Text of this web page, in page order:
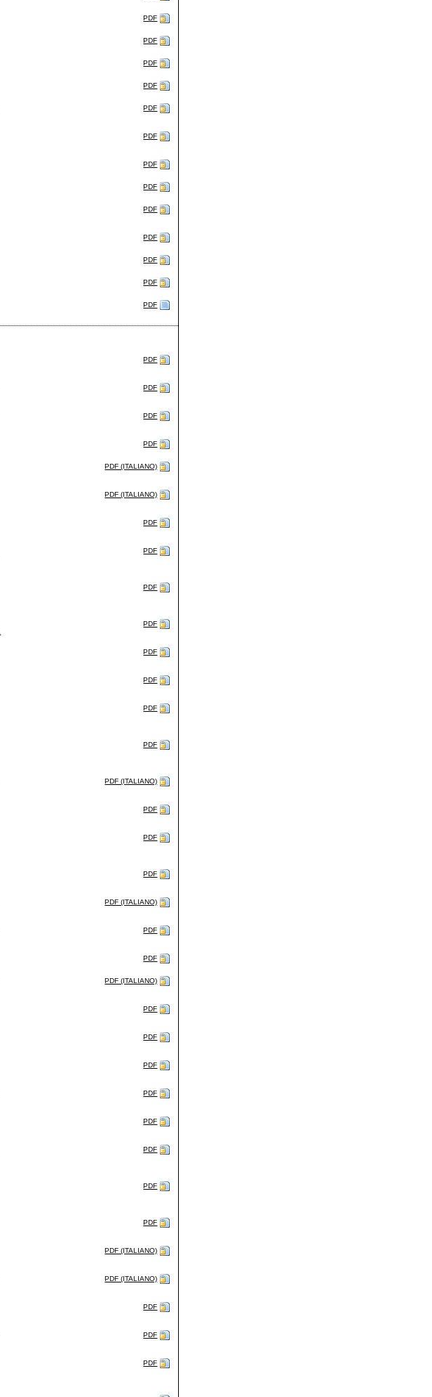
PDF
PDF
PDF
PDF
PDF
PDF
PDF
PDF
PDF
PDF
PDF
PDF
PDF
PDF
PDF
PDF
PDF
PDF (ITALIANO)
PDF (ITALIANO)
PDF
PDF
PDF
PDF
PDF
PDF
PDF
PDF
PDF (ITALIANO)
PDF
PDF
PDF
PDF (ITALIANO)
PDF
PDF
PDF (ITALIANO)
PDF
PDF
PDF
PDF
PDF
PDF
PDF
PDF
PDF (ITALIANO)
PDF (ITALIANO)
PDF
PDF
PDF